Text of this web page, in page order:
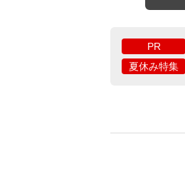
PR
夏休み特集